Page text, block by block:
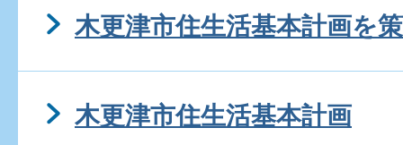
木更津市住生活基本計画を
木更津市住生活基本計画